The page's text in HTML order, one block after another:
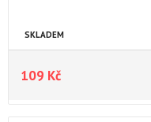
SKLADEM
109 Kč